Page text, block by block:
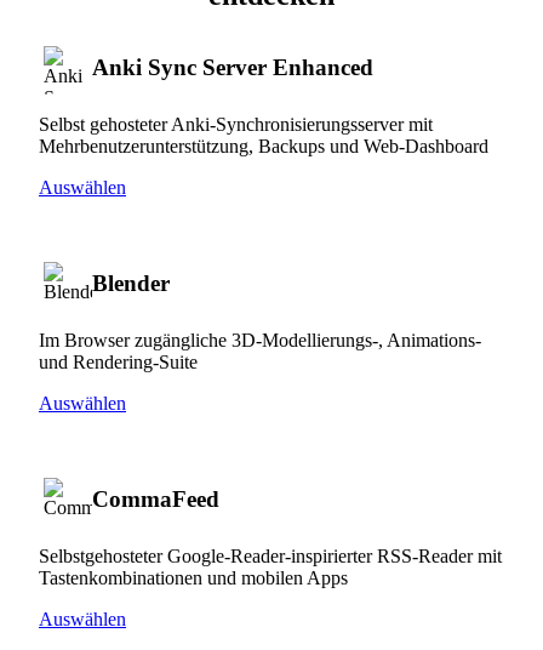
Anki Sync Server Enhanced
Selbst gehosteter Anki-Synchronisierungsserver mit
Mehrbenutzerunterstützung, Backups und Web-Dashboard
Auswählen
Blender
Im Browser zugängliche 3D-Modellierungs-, Animations-
und Rendering-Suite
Auswählen
CommaFeed
Selbstgehosteter Google-Reader-inspirierter RSS-Reader mit
Tastenkombinationen und mobilen Apps
Auswählen